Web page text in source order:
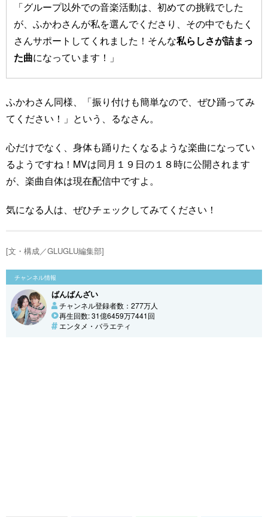
「グループ以外での音楽活動は、初めての挑戦でした
が、ふかわさんが私を選んでくださり、その中でもたく
さんサポートしてくれました！そんな私らしさが詰まっ
た曲になっています！」
ふかわさん同様、「振り付けも簡単なので、ぜひ踊ってみ
てください！」という、るなさん。
心だけでなく、身体も踊りたくなるような楽曲になってい
るようですね！MVは同月１９日の１８時に公開されます
が、楽曲自体は現在配信中ですよ。
気になる人は、ぜひチェックしてみてください！
[文・構成／GLUGLU編集部]
チャンネル情報
ばんばんざい
チャンネル登録者数：277万人
再生回数: 31億6459万7441回
エンタメ・バラエティ